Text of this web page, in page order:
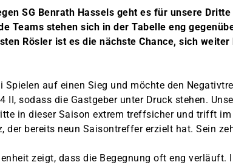
SG Benrath Hassels geht es für unsere
Teams stehen sich in der Tabelle eng
Rösler ist es die nächste Chance, sich
Spielen auf einen Sieg und möchte den
II, sodass die Gastgeber unter Druck stehen.
in dieser Saison extrem treffsicher und trifft
der bereits neun Saisontreffer erzielt hat. Sein
zeigt, dass die Begegnung oft eng